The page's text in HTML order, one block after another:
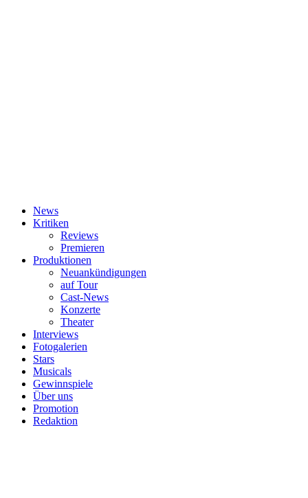
News
Kritiken
Reviews
Premieren
Produktionen
Neuankündigungen
auf Tour
Cast-News
Konzerte
Theater
Interviews
Fotogalerien
Stars
Musicals
Gewinnspiele
Über uns
Promotion
Redaktion